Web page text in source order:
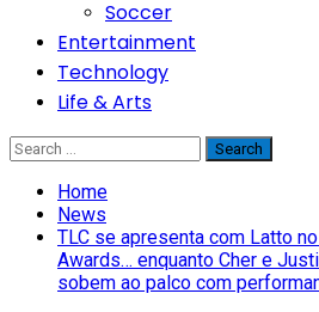
Soccer
Entertainment
Technology
Life & Arts
Search
for:
Home
News
TLC se apresenta com Latto
Awards… enquanto Cher e
sobem ao palco com